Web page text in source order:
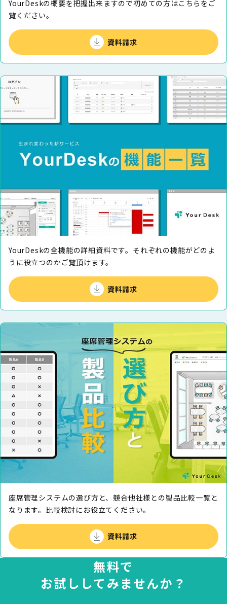
YourDeskの概要を把握出来ますので初めての⽅はこちらをご
覧ください。
資料請求
YourDeskの全機能の詳細資料です。それぞれの機能がどのよ
うに役⽴つのかご覧頂けます。
資料請求
座席管理システムの選び方と、競合他社様との製品⽐較⼀覧と
なります。⽐較検討にお役⽴てください。
資料請求
無料で
お試ししてみませんか？